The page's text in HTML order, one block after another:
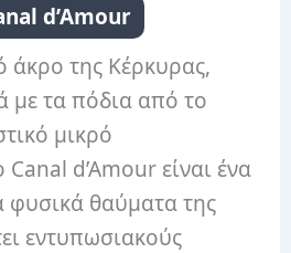
d’Amour
άκρο της Κέρκυρας,
με τα πόδια από το
μικρό
Canal d’Amour είναι ένα
θαύματα της
εντυπωσιακούς